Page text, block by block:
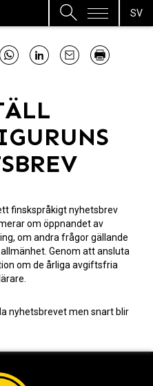
SV
finskspråkigt nyhetsbrev
om öppnandet av
om andra frågor gällande
Genom att ansluta
om de årliga avgiftsfria
nyhetsbrevet men snart blir